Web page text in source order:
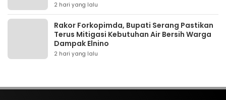
2 hari yang lalu
Rakor Forkopimda, Bupati Serang Pastikan
Terus Mitigasi Kebutuhan Air Bersih Warga
Dampak Elnino
2 hari yang lalu